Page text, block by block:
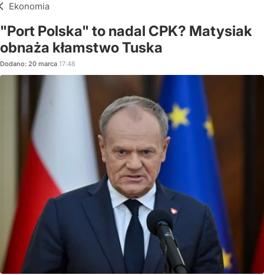
Ekonomia
"Port Polska" to nadal CPK? Matysiak
obnaża kłamstwo Tuska
Dodano: 20 marca 17:48